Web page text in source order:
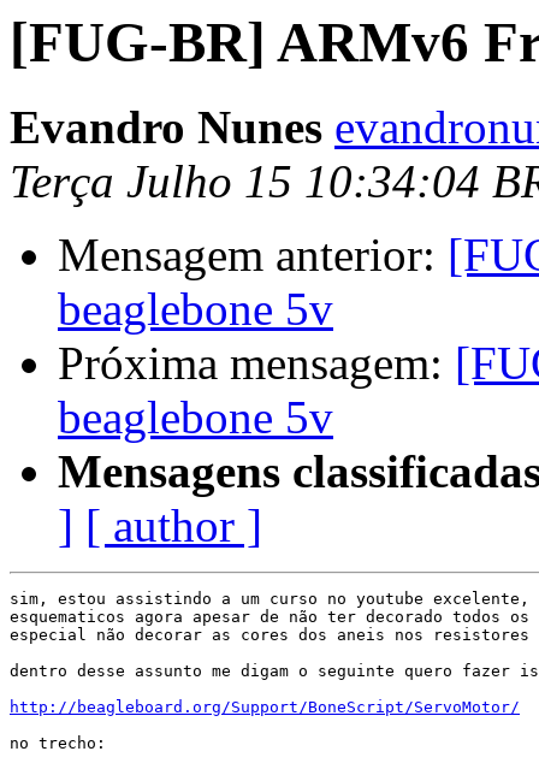
[FUG-BR] ARMv6
Evandro Nunes
Terça Julho 15 10:34:04
Mensagem anterior:
beaglebone 5v
Próxima mensagem:
beaglebone 5v
Mensagens
] [ author ]
sim, estou assistindo a um curso no youtube
esquematicos agora apesar de não ter decorado todos os
especial não decorar as cores dos aneis nos
dentro desse assunto me digam o seguinte quero fazer
http://beagleboard.org/Support/BoneScript/ServoMotor/
no trecho: